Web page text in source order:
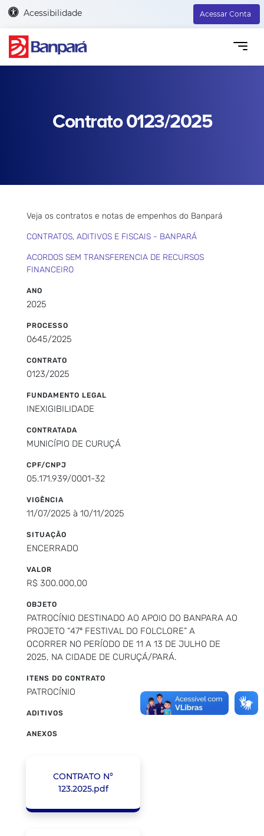
Acessibilidade Acessar Conta
Contrato 0123/2025
Veja os contratos e notas de empenhos do Banpará
CONTRATOS, ADITIVOS E FISCAIS - BANPARÁ
ACORDOS SEM TRANSFERENCIA DE RECURSOS
FINANCEIRO
ANO
2025
PROCESSO
0645/2025
CONTRATO
0123/2025
FUNDAMENTO LEGAL
INEXIGIBILIDADE
CONTRATADA
MUNICÍPIO DE CURUÇÁ
CPF/CNPJ
05.171.939/0001-32
VIGÊNCIA
11/07/2025 à 10/11/2025
SITUAÇÃO
ENCERRADO
VALOR
R$ 300.000,00
OBJETO
PATROCÍNIO DESTINADO AO APOIO DO BANPARA AO
PROJETO “47º FESTIVAL DO FOLCLORE” A
OCORRER NO PERÍODO DE 11 A 13 DE JULHO DE
2025, NA CIDADE DE CURUÇÁ/PARÁ.
ITENS DO CONTRATO
PATROCÍNIO
ADITIVOS
ANEXOS
CONTRATO N°
123.2025.pdf